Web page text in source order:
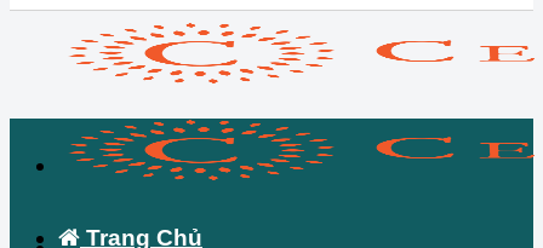
Trang Chủ